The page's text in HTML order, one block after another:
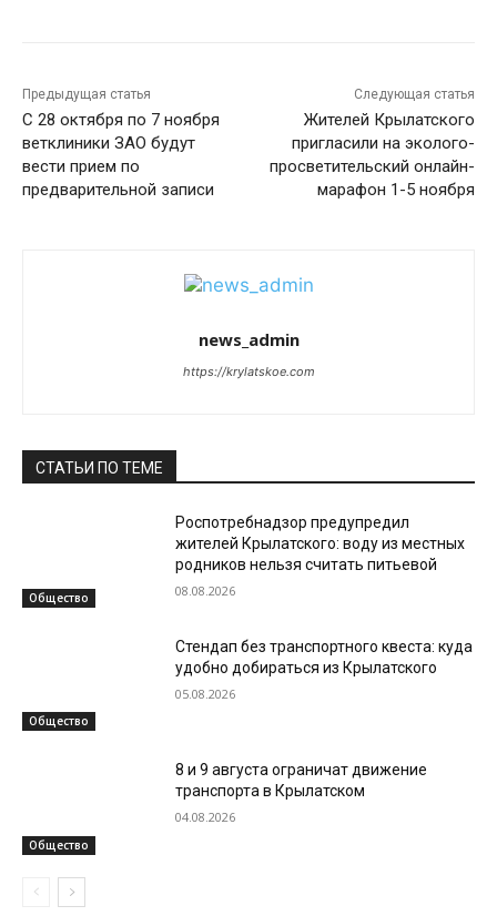
Предыдущая статья
С 28 октября по 7 ноября
ветклиники ЗАО будут
вести прием по
предварительной записи
Следующая статья
Жителей Крылатского
пригласили на эколого-
просветительский онлайн-
марафон 1-5 ноября
news_admin
https://krylatskoe.com
СТАТЬИ ПО ТЕМЕ
Общество
Роспотребнадзор предупредил
жителей Крылатского: воду из местных
родников нельзя считать питьевой
08.08.2026
Общество
Стендап без транспортного квеста: куда
удобно добираться из Крылатского
05.08.2026
Общество
8 и 9 августа ограничат движение
транспорта в Крылатском
04.08.2026